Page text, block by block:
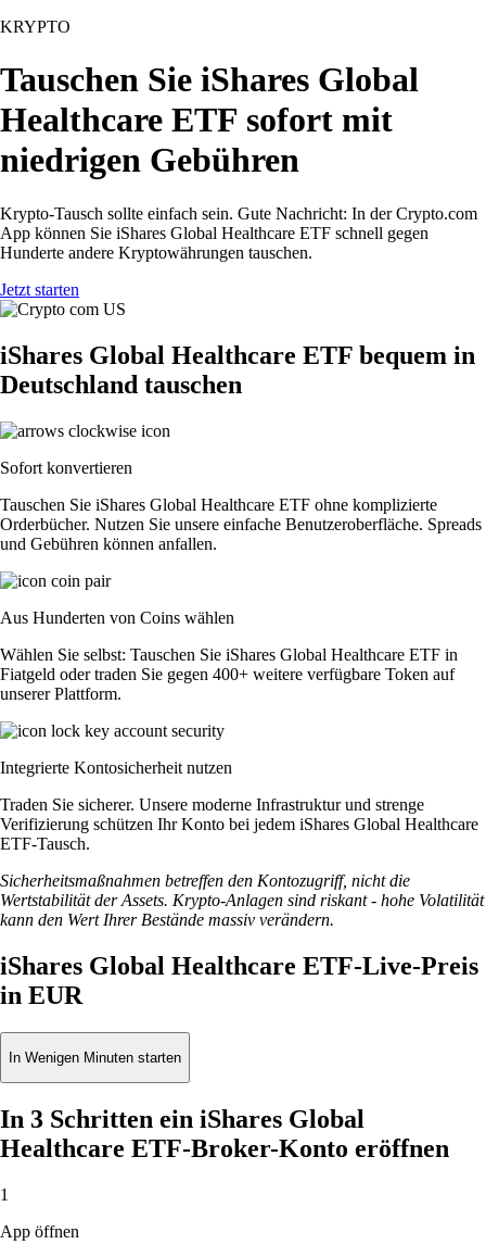
KRYPTO
Tauschen Sie iShares Global
Healthcare ETF sofort mit
niedrigen Gebühren
Krypto-Tausch sollte einfach sein. Gute Nachricht: In der Crypto.com
App können Sie iShares Global Healthcare ETF schnell gegen
Hunderte andere Kryptowährungen tauschen.
Jetzt starten
iShares Global Healthcare ETF bequem in
Deutschland tauschen
Sofort konvertieren
Tauschen Sie iShares Global Healthcare ETF ohne komplizierte
Orderbücher. Nutzen Sie unsere einfache Benutzeroberfläche. Spreads
und Gebühren können anfallen.
Aus Hunderten von Coins wählen
Wählen Sie selbst: Tauschen Sie iShares Global Healthcare ETF in
Fiatgeld oder traden Sie gegen 400+ weitere verfügbare Token auf
unserer Plattform.
Integrierte Kontosicherheit nutzen
Traden Sie sicherer. Unsere moderne Infrastruktur und strenge
Verifizierung schützen Ihr Konto bei jedem iShares Global Healthcare
ETF-Tausch.
Sicherheitsmaßnahmen betreffen den Kontozugriff, nicht die
Wertstabilität der Assets. Krypto-Anlagen sind riskant - hohe Volatilität
kann den Wert Ihrer Bestände massiv verändern.
iShares Global Healthcare ETF-Live-Preis
in EUR
In Wenigen Minuten starten
In 3 Schritten ein iShares Global
Healthcare ETF-Broker-Konto eröffnen
1
App öffnen